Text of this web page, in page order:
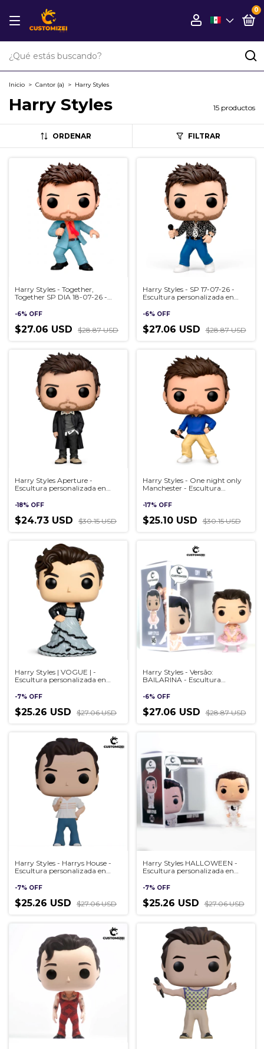
0
Inicio > Cantor (a) > Harry Styles
Harry Styles 15 productos
ORDENAR FILTRAR
Harry Styles - Together,
Together SP DIA 18-07-26 -
estilo Pop, hecha a mano en
-6% OFF
$27.06 USD $28.87 USD
Harry Styles - SP 17-07-26 -
Escultura personalizada en
3D
-6% OFF
$27.06 USD $28.87 USD
Harry Styles Aperture -
Escultura personalizada en
3D
-18% OFF
$24.73 USD $30.15 USD
Harry Styles - One night only
Manchester - Escultura
hecha a mano en 3D
-17% OFF
$25.10 USD $30.15 USD
Harry Styles | VOGUE | -
Escultura personalizada en
3D
-7% OFF
$25.26 USD $27.06 USD
Harry Styles - Versão:
BAILARINA - Escultura
hecha a mano en 3D
-6% OFF
$27.06 USD $28.87 USD
Harry Styles - Harrys House -
Escultura personalizada en
3D
-7% OFF
$25.26 USD $27.06 USD
Harry Styles HALLOWEEN -
Escultura personalizada en
3D
-7% OFF
$25.26 USD $27.06 USD